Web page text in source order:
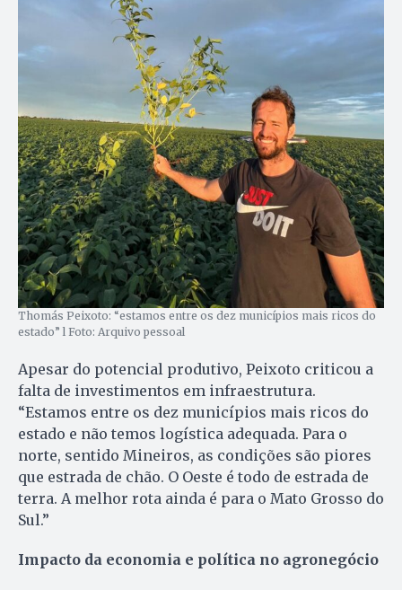
Thomás Peixoto: “estamos entre os dez municípios mais ricos do
estado” l Foto: Arquivo pessoal
Apesar do potencial produtivo, Peixoto criticou a
falta de investimentos em infraestrutura.
“Estamos entre os dez municípios mais ricos do
estado e não temos logística adequada. Para o
norte, sentido Mineiros, as condições são piores
que estrada de chão. O Oeste é todo de estrada de
terra. A melhor rota ainda é para o Mato Grosso do
Sul.”
Impacto da economia e política no agronegócio